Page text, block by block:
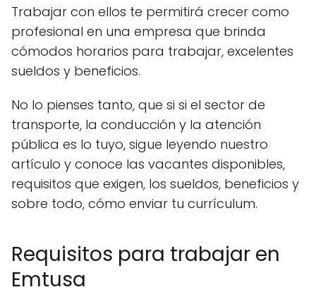
Trabajar con ellos te permitirá crecer como
profesional en una empresa que brinda
cómodos horarios para trabajar, excelentes
sueldos y beneficios.
No lo pienses tanto, que si si el sector de
transporte, la conducción y la atención
pública es lo tuyo, sigue leyendo nuestro
artículo y conoce las vacantes disponibles,
requisitos que exigen, los sueldos, beneficios y
sobre todo, cómo enviar tu currículum.
Requisitos para trabajar en
Emtusa